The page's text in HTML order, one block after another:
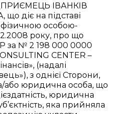
ІВАНКІВ
діє на підставі
фізичною особою-
року, про що
за № 2 198 000 0000
CENTER –
(надалі
з однієї Сторони,
або юридична особа, що
юридична
яка прийняла